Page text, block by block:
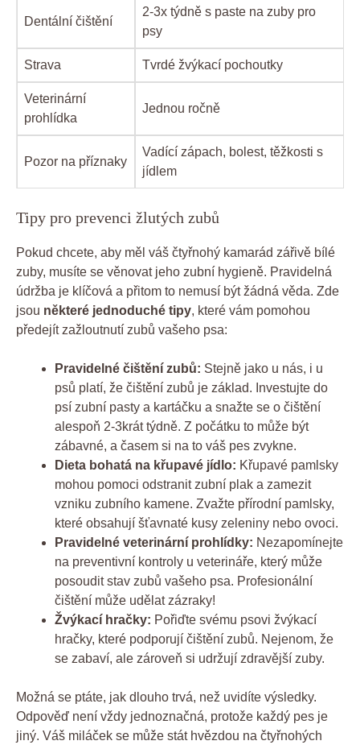
Dentální čištění
2-3x týdně s paste na zuby pro
psy
Strava Tvrdé žvýkací pochoutky
Veterinární
prohlídka
Jednou ročně
Pozor na příznaky
Vadící zápach, bolest, těžkosti s
jídlem
Tipy pro prevenci žlutých zubů
Pokud chcete, aby měl váš čtyřnohý kamarád zářivě bílé
zuby, musíte se věnovat jeho zubní hygieně. Pravidelná
údržba je klíčová a přitom to nemusí být žádná věda. Zde
jsou některé jednoduché tipy, které vám pomohou
předejít zažloutnutí zubů vašeho psa:
Pravidelné čištění zubů: Stejně jako u nás, i u
psů platí, že čištění zubů je základ. Investujte do
psí zubní pasty a kartáčku a snažte se o čištění
alespoň 2-3krát týdně. Z počátku to může být
zábavné, a časem si na to váš pes zvykne.
Dieta bohatá na křupavé jídlo: Křupavé pamlsky
mohou pomoci odstranit zubní plak a zamezit
vzniku zubního kamene. Zvažte přírodní pamlsky,
které obsahují šťavnaté kusy zeleniny nebo ovoci.
Pravidelné veterinární prohlídky: Nezapomínejte
na preventivní kontroly u veterináře, který může
posoudit stav zubů vašeho psa. Profesionální
čištění může udělat zázraky!
Žvýkací hračky: Pořiďte svému psovi žvýkací
hračky, které podporují čištění zubů. Nejenom, že
se zabaví, ale zároveň si udržují zdravější zuby.
Možná se ptáte, jak dlouho trvá, než uvidíte výsledky.
Odpověď není vždy jednoznačná, protože každý pes je
jiný. Váš miláček se může stát hvězdou na čtyřnohých